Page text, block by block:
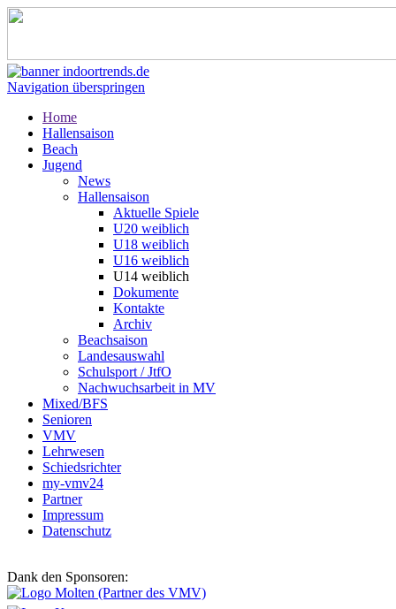
Navigation überspringen
Home
Hallensaison
Beach
Jugend
News
Hallensaison
Aktuelle Spiele
U20 weiblich
U18 weiblich
U16 weiblich
U14 weiblich
Dokumente
Kontakte
Archiv
Beachsaison
Landesauswahl
Schulsport / JtfO
Nachwuchsarbeit in MV
Mixed/BFS
Senioren
VMV
Lehrwesen
Schiedsrichter
my-vmv24
Partner
Impressum
Datenschutz
Dank den Sponsoren: